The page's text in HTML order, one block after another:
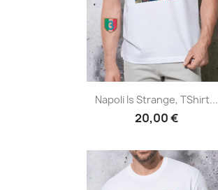
Napoli Is Strange, TShirt...
20,00 €